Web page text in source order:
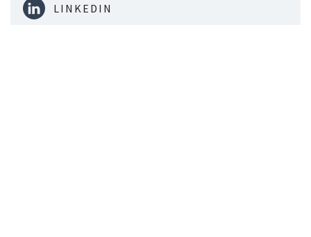
LINKEDIN